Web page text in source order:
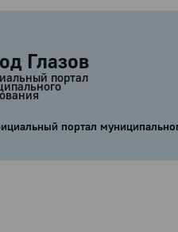
Глазов
портал
портал